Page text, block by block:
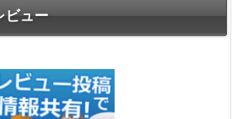
ビュー